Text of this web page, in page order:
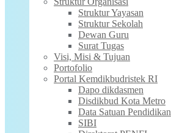
Struktur Yayasan
Struktur Sekolah
Dewan Guru
Surat Tugas
Visi, Misi & Tujuan
Portofolio
Portal Kemdikbudristek RI
Dapo dikdasmen
Disdikbud Kota Metro
Data Satuan Pendidikan
SIBI